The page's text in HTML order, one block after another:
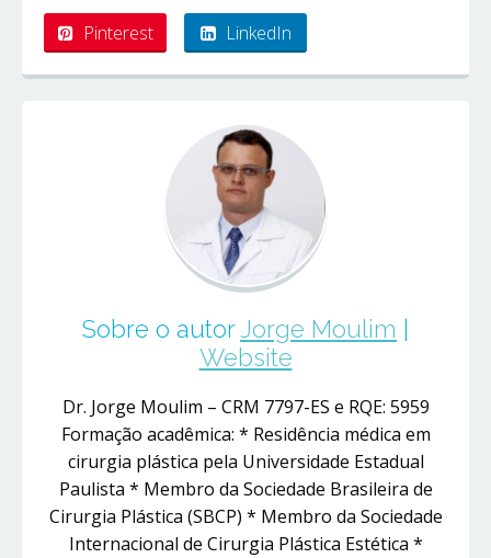
Pinterest LinkedIn
Sobre o autorJorge Moulim
Website
Dr. Jorge Moulim – CRM 7797-ES e RQE: 5959
Formação acadêmica: * Residência médica em
cirurgia plástica pela Universidade Estadual
Paulista * Membro da Sociedade Brasileira de
Cirurgia Plástica (SBCP) * Membro da Sociedade
Internacional de Cirurgia Plástica Estética *